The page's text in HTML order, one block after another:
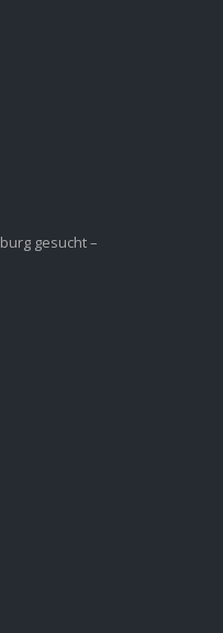
gesucht –